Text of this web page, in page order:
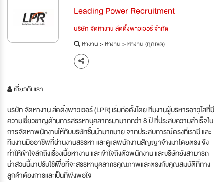
Leading Power Recruitment
บริษัท จัดหางาน ลีดดิ้งพาวเวอร์ จำกัด
หางาน>หางาน>หางาน (ทุกเขต)
เกี่ยวกับเรา
บริษัท จัดหางาน ลีดดิ้งพาวเวอร์ (LPR) เริ่มก่อตั้งโดย ทีมงานผู้บริหารอาวุโสที่มี
ความเชี่ยวชาญด้านการสรรหาบุคลากรมามากกว่า 8 ปี ที่ประสบความสำเร็จใน
การจัดหาพนักงานให้กับบริษัทชั้นนำมากมาย จากประสบการณ์ตรงที่เรามี และ
ทีมงานมืออาชีพที่ผ่านงานสรรหา และดูแลพนักงานสัญญาจ้างมาโดยตรง จึง
ทำให้เข้าใจลึกถึงเรื่องเนื้อหางาน และเข้าใจถึงตัวพนักงาน และบริษัทยังสามารถ
นำส่วนนี้มาปรับใช้เพื่อที่จะสรรหาบุคลากรคุณภาพและตรงกับคุณสมบัติที่ทาง
ลูกค้าต้องการและเป็นที่พึงพอใจ